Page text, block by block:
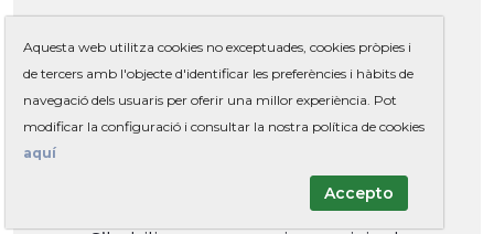
facilitar la conciliació a Gavà
Es tracta d’una prova pilot que té per
objectiu oferir un espai de cura dels
gestions, practiquen esport o
participen en tallers o activitats
Aquesta web utilitza cookies no exceptuades, cookies pròpies i
de tercers amb l'objecte d'identificar les preferències i hàbits de
navegació dels usuaris per oferir una millor experiència. Pot
modificar la configuració i consultar la nostra política de cookies
aquí
Accepto